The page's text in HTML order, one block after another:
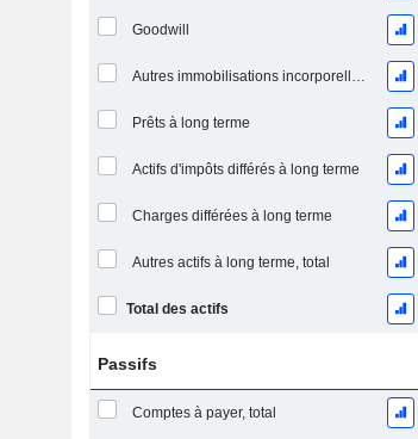
Goodwill
Autres immobilisations incorporelles, total
Prêts à long terme
Actifs d'impôts différés à long terme
Charges différées à long terme
Autres actifs à long terme, total
Total des actifs
Passifs
Comptes à payer, total